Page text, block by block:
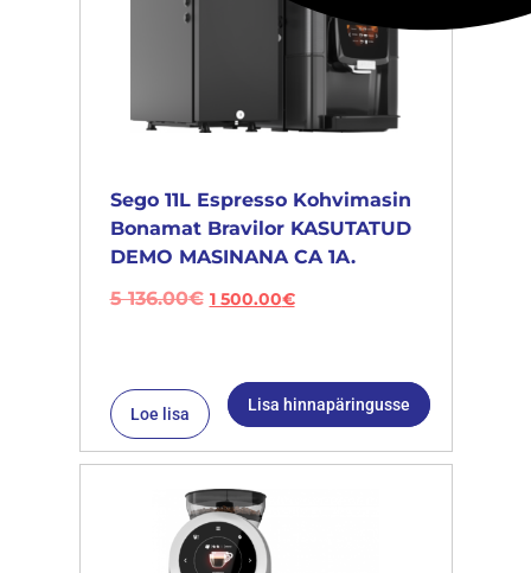
Sego 11L Espresso Kohvimasin
Bonamat Bravilor KASUTATUD
DEMO MASINANA CA 1A.
5 136.00€ 1 500.00€
Loe lisa Lisa hinnapäringusse